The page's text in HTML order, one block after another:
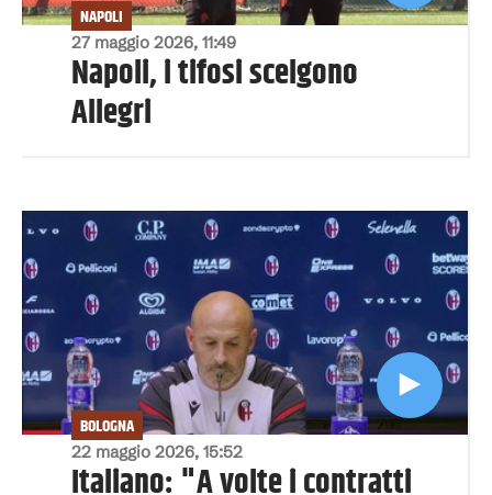
27 maggio 2026, 11:49
NAPOLI
Napoli, i tifosi scelgono
Allegri
22 maggio 2026, 15:52
BOLOGNA
Italiano: "A volte i contratti